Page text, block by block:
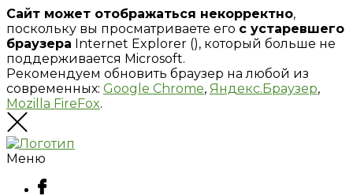
Сайт может отображаться некорректно,
поскольку вы просматриваете его с устаревшего
браузера Internet Explorer (), который больше не
поддерживается Microsoft.
Рекомендуем обновить браузер на любой из
современных: Google Chrome, Яндекс.Браузер,
Mozilla FireFox.
Меню